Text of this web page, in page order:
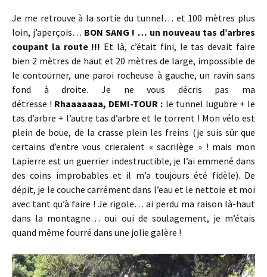
Je me retrouve à la sortie du tunnel… et 100 mètres plus
loin, j’aperçois… BON SANG ! … un nouveau tas d’arbres
coupant la route !!! Et là, c’était fini, le tas devait faire
bien 2 mètres de haut et 20 mètres de large, impossible de
le contourner, une paroi rocheuse à gauche, un ravin sans
fond à droite. Je ne vous décris pas ma
détresse ! Rhaaaaaaa, DEMI-TOUR : le tunnel lugubre + le
tas d’arbre + l’autre tas d’arbre et le torrent ! Mon vélo est
plein de boue, de la crasse plein les freins (je suis sûr que
certains d’entre vous crieraient « sacrilège » ! mais mon
Lapierre est un guerrier indestructible, je l’ai emmené dans
des coins improbables et il m’a toujours été fidèle). De
dépit, je le couche carrément dans l’eau et le nettoie et moi
avec tant qu’à faire ! Je rigole… ai perdu ma raison là-haut
dans la montagne… oui oui de soulagement, je m’étais
quand même fourré dans une jolie galère !